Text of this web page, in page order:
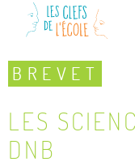
BREVET
LES
DNB